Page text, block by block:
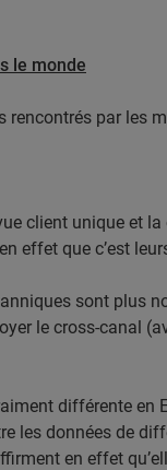
le monde
rencontrés par les
vue client unique
effet que c’est
sont plus
le cross-canal
différente en
les données de
en effet